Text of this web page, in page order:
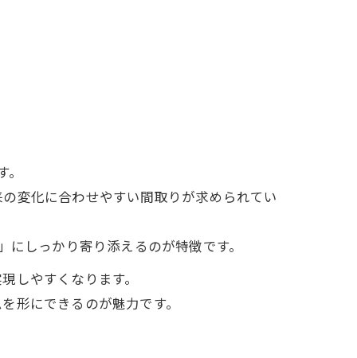
変化に合わせやすい間取りが求められてい
しっかり寄り添えるのが特徴です。
しやすくなります。
形にできるのが魅力です。